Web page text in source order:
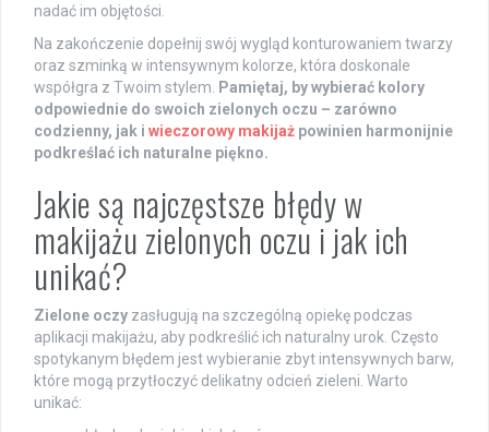
nadać im objętości.
Na zakończenie dopełnij swój wygląd konturowaniem twarzy
oraz szminką w intensywnym kolorze, która doskonale
współgra z Twoim stylem.
Pamiętaj, by wybierać kolory
odpowiednie do swoich zielonych oczu – zarówno
codzienny, jak i wieczorowy makijaż powinien harmonijnie
podkreślać ich naturalne piękno.
Jakie są najczęstsze błędy w
makijażu zielonych oczu i jak ich
unikać?
Zielone oczy zasługują na szczególną opiekę podczas
aplikacji makijażu, aby podkreślić ich naturalny urok. Często
spotykanym błędem jest wybieranie zbyt intensywnych barw,
które mogą przytłoczyć delikatny odcień zieleni. Warto
unikać: